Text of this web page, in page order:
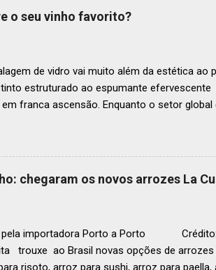
gastronômicos e prepara o palco para a
o seu vinho favorito?
de vidro vai muito além da estética ao
tinto estruturado ao espumante
franca ascensão. Enquanto o setor global
Euromonitor. É neste cenário de taças
na fabricação de embalagens de vidro,
e desvenda o segredo por trás
que garrafa de vinho era tudo igual,
chegaram os novos arrozes La
pela importadora Porto a Porto
trouxe ao Brasil novas opções de arrozes
risoto, arroz para sushi, arroz para